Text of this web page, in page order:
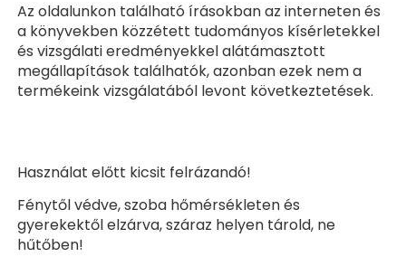
Az oldalunkon található írásokban az interneten és
a könyvekben közzétett tudományos kísérletekkel
és vizsgálati eredményekkel alátámasztott
megállapítások találhatók, azonban ezek nem a
termékeink vizsgálatából levont következtetések.
Használat előtt kicsit felrázandó!
Fénytől védve, szoba hőmérsékleten és
gyerekektől elzárva, száraz helyen tárold, ne
hűtőben!